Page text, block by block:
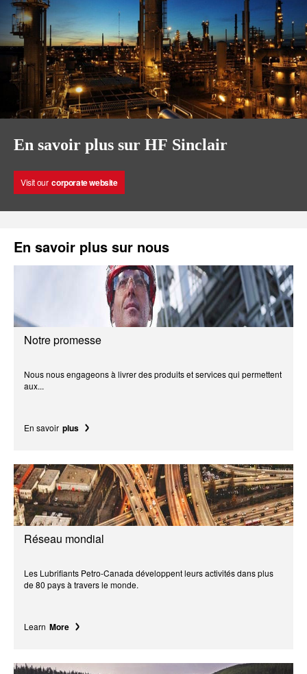
En savoir plus sur HF Sinclair
Visit our corporate website
En savoir plus sur nous
Notre promesse
Nous nous engageons à livrer des produits et services qui permettent
aux...
En savoir plus
Réseau mondial
Les Lubrifiants Petro-Canada développent leurs activités dans plus
de 80 pays à travers le monde.
Learn More